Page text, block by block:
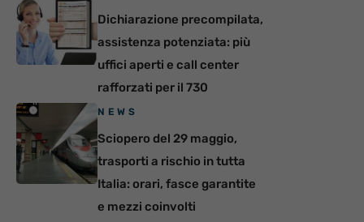
Dichiarazione precompilata,
assistenza potenziata: più
uffici aperti e call center
rafforzati per il 730
NEWS
Sciopero del 29 maggio,
trasporti a rischio in tutta
Italia: orari, fasce garantite
e mezzi coinvolti